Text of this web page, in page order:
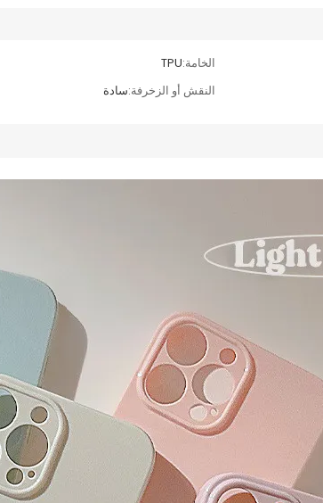
الخامة:TPU
النقش أو الزخرفة:سادة